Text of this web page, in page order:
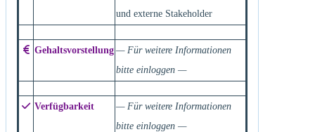
und externe Stakeholder
Gehaltsvorstellung — Für weitere Informationen
bitte einloggen —
Verfügbarkeit
— Für weitere Informationen
bitte einloggen —